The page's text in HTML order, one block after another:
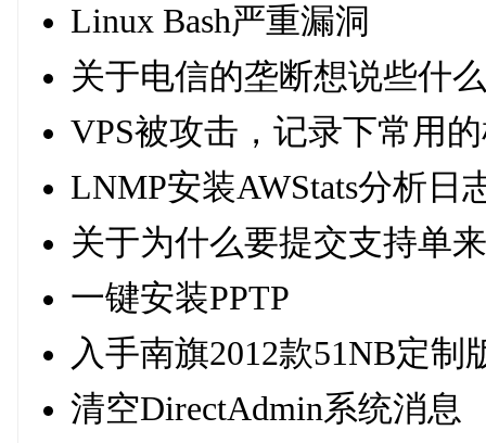
Linux Bash严重漏洞
关于电信的垄断想说些什么
VPS被攻击，记录下常用
LNMP安装AWStats分析日
关于为什么要提交支持单
一键安装PPTP
入手南旗2012款51NB定制
清空DirectAdmin系统消息